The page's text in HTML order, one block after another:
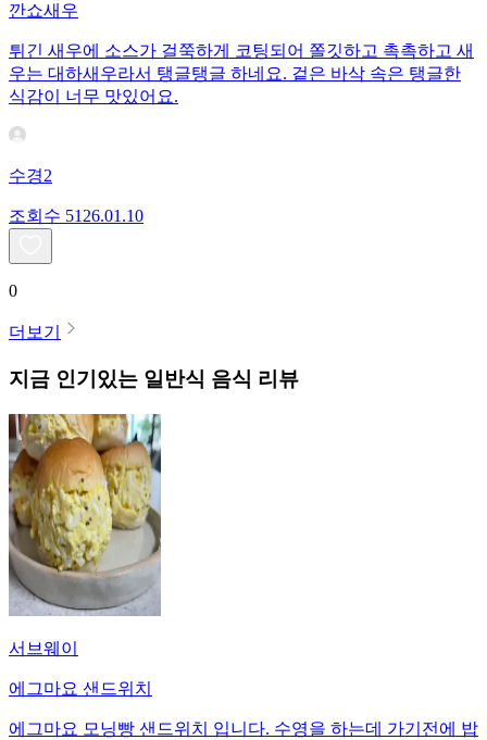
깐쇼새우
튀긴 새우에 소스가 걸쭉하게 코팅되어 쫄깃하고 촉촉하고 새
우는 대하새우라서 탱글탱글 하네요. 겉은 바삭 속은 탱글한
식감이 너무 맛있어요.
수경2
조회수 51 26.01.10
0
더보기
지금 인기있는 일반식 음식 리뷰
서브웨이
에그마요 샌드위치
에그마요 모닝빵 샌드위치 입니다. 수영을 하는데 가기전에 밥